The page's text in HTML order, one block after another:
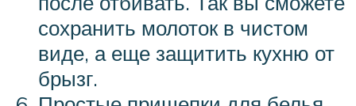
сохранить молоток в чистом
виде, а еще защитить кухню от
брызг.